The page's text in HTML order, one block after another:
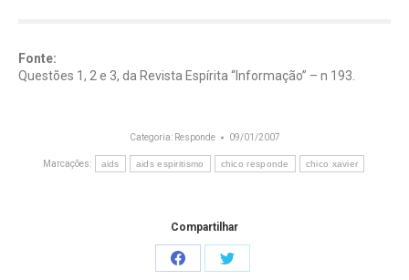
Fonte:
Questões 1, 2 e 3, da Revista Espírita “Informação” – n 193.
Categoria: Responde 09/01/2007
Marcações: aids aids espiritismo chico responde chico xavier
Compartilhar
Share
Share